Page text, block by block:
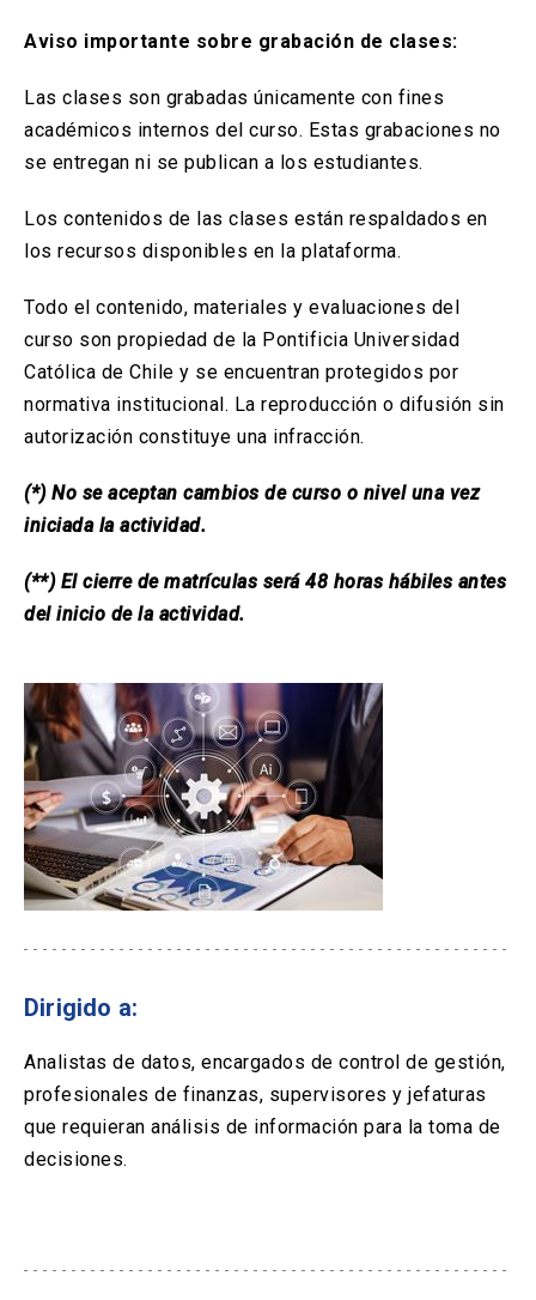
Aviso importante sobre grabación de clases:
Las clases son grabadas únicamente con fines
académicos internos del curso. Estas grabaciones no
se entregan ni se publican a los estudiantes.
Los contenidos de las clases están respaldados en
los recursos disponibles en la plataforma.
Todo el contenido, materiales y evaluaciones del
curso son propiedad de la Pontificia Universidad
Católica de Chile y se encuentran protegidos por
normativa institucional. La reproducción o difusión sin
autorización constituye una infracción.
(*) No se aceptan cambios de curso o nivel una vez
iniciada la actividad.
(**) El cierre de matrículas será 48 horas hábiles antes
del inicio de la actividad.
Dirigido a:
Analistas de datos, encargados de control de gestión,
profesionales de finanzas, supervisores y jefaturas
que requieran análisis de información para la toma de
decisiones.